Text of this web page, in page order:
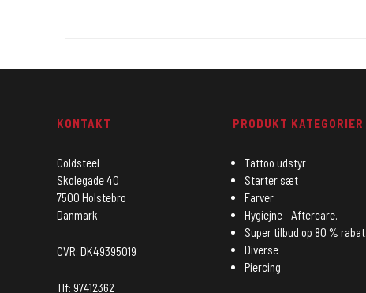
KONTAKT
Coldsteel
Skolegade 40
7500 Holstebro
Danmark
CVR: DK49395019
Tlf: 97412362
PRODUKT KATEGORIER
Tattoo udstyr
Starter sæt
Farver
Hygiejne - Aftercare.
Super tilbud op 80 % rabat.
Diverse
Piercing